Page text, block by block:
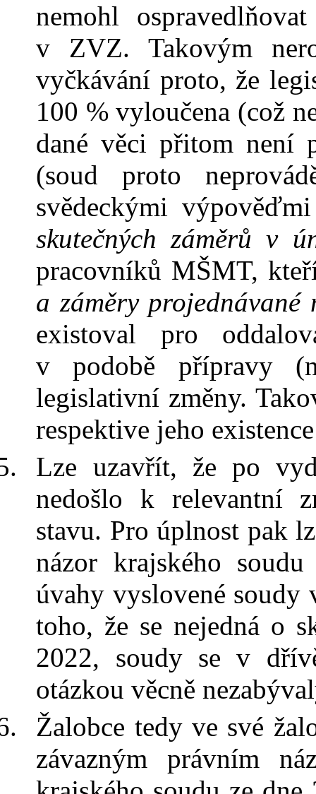
nemohl
v
ZVZ. Takovým
vyčkávání proto, že
100 % vyloučena (což
dané věci přitom není
(soud proto
svědeckými
skutečných záměrů v
pracovníků MŠMT,
a záměry projednávané
existoval pro
v
podobě přípravy
legislativní změny.
respektive jeho
Lze uzavřít, že po
nedošlo k
relevantní
stavu. Pro úplnost pak
názor krajského
úvahy vyslovené soudy
toho, že se nejedná o
2022, soudy se v
otázkou věcně
Žalobce tedy ve své
závazným právním